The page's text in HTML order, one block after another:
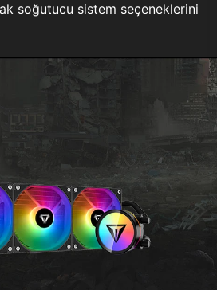
soğutucu sistem seçeneklerini